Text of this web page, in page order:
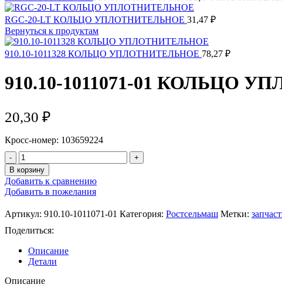
RGC-20-LT КОЛЬЦО УПЛОТНИТЕЛЬНОЕ 31,47 ₽
Вернуться к продуктам
910.10-1011328 КОЛЬЦО УПЛОТНИТЕЛЬНОЕ 78,27 ₽
910.10-1011071-01 КОЛЬЦО
20,30 ₽
Кросс-номер: 103659224
В корзину
Добавить к сравнению
Добавить в пожелания
Артикул: 910.10-1011071-01 Категория: Ростсельмаш Метки:
Поделиться:
Описание
Детали
Описание